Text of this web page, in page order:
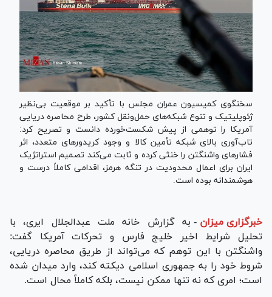
سخنگوی کمیسیون عمران مجلس با تأکید بر موقعیت بی‌نظیر
ژئوپلیتیک و تنوع شبکه‌های حمل‌ونقل کشور، طرح محاصره دریایی
آمریکا را توهمی از پیش شکست‌خورده دانست و تصریح کرد:
تاب‌آوری بالای شبکه تأمین کالا و وجود کریدورهای متعدد، اثر
فشارهای واشنگتن را خنثی کرده و ثابت می‌کند تصمیم استراتژیک
ایران برای اعمال محدودیت در تنگه هرمز، اقدامی کاملاً درست و
هوشمندانه بوده است.
خبرگزاری میزان - به گزارش خانه ملت عبدالجلال ایری، با
تحلیل شرایط اخیر خلیج فارس و تحرکات آمریکا گفت:
واشنگتن با این توهم که می‌تواند از طریق محاصره دریایی،
شروط خود را به جمهوری اسلامی دیکته کند، وارد میدان شده
است؛ امری که نه تنها ممکن نیست، بلکه کاملاً محال است.